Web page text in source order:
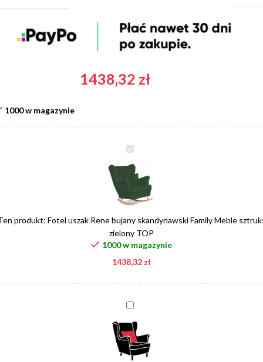
1438,32 zł
1000 w magazynie
Fotel
Rene
bujany
skandynawski
Meble
sztruks
zielony
TOP
produkt: Fotel uszak Rene bujany skandynawski Family Meble
zielony TOP
1000 w magazynie
1438,32 zł
Poduszka
kolorze
tkaniny
mebla